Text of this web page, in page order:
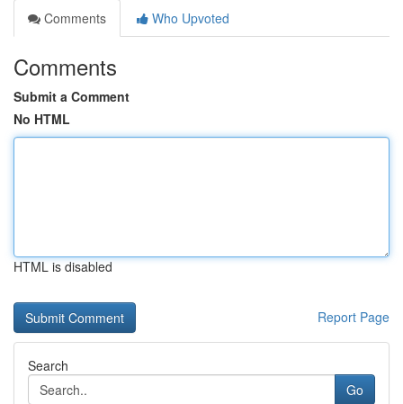
Comments
Who Upvoted
Comments
Submit a Comment
No HTML
HTML is disabled
Report Page
Search
Go